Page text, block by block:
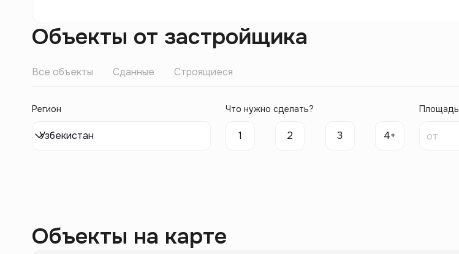
Объекты от застройщика
Все объекты Сданные Строящиеся
Регион
Узбекистан
Что нужно сделать?
1 2 3 4+
Площадь
Объекты на карте